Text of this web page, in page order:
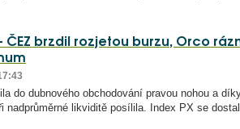
- ČEZ brzdil rozjetou burzu, Orco
do dubnového obchodování pravou nohou a
nadprůměrné likviditě posílila. Index PX se